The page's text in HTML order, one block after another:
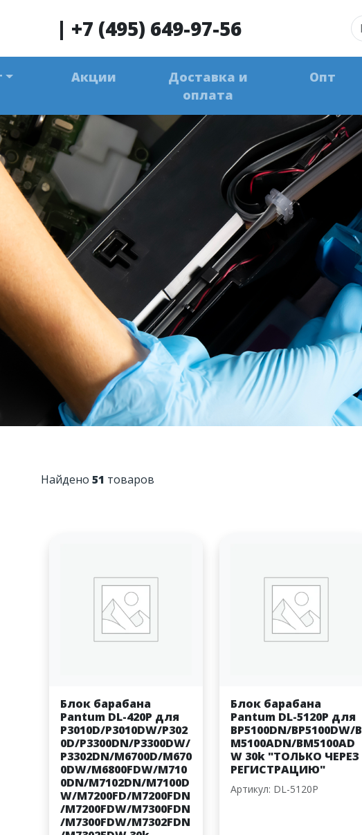
| +7 (495) 649-97-56
Акции
Доставка и
оплата
Опт
Найдено 51 товаров
Блок барабана
Pantum DL-420P для
P3010D/P3010DW/P302
0D/P3300DN/P3300DW/
P3302DN/M6700D/M670
0DW/M6800FDW/M710
0DN/M7102DN/M7100D
W/M7200FD/M7200FDN
/M7200FDW/M7300FDN
/M7300FDW/M7302FDN
Блок барабана
Pantum DL-5120P для
BP5100DN/BP5100DW/B
M5100ADN/BM5100AD
W 30k "ТОЛЬКО ЧЕРЕЗ
РЕГИСТРАЦИЮ"
Артикул: DL-5120P